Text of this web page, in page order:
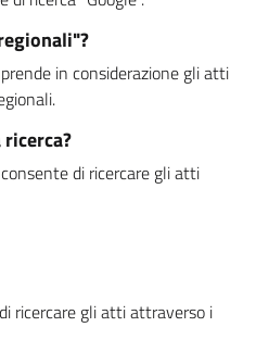
in considerazione gli atti
di ricercare gli atti
ricercare gli atti attraverso i